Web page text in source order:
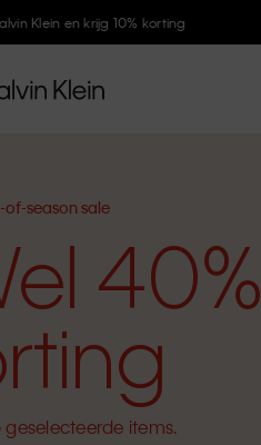
Klein en krijg 10% korting
of-season sale
40%
items.